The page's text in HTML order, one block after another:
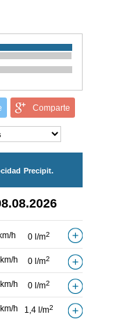
Comparte
Precipit.
h 0 l/m2
h 0 l/m2
h 0 l/m2
h 1,4 l/m2